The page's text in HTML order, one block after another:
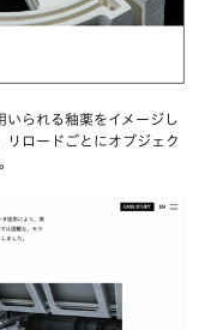
られる釉薬をイメージし
リロードごとにオブジェク